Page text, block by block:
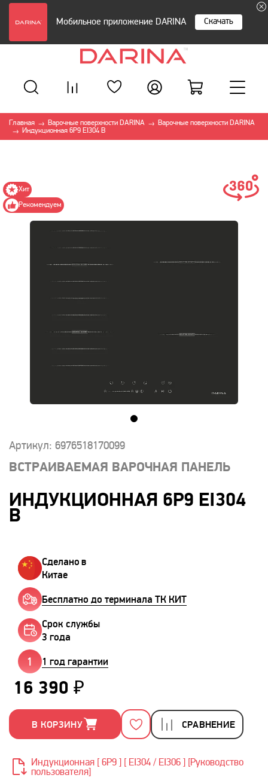
Мобильное приложение DARINA Скачать
Главная → Варочные поверхности DARINA →
Варочные поверхности DARINA
→
Индукционная 6P9 EI304 B
Хит
Рекомендуем
Артикул: 6976518170099
ВСТРАИВАЕМАЯ ВАРОЧНАЯ ПАНЕЛЬ
ИНДУКЦИОННАЯ 6P9 EI304
B
Сделано в
Китае
Бесплатно до терминала ТК КИТ
Срок службы
3 года
1 год гарантии
16 390 ₽
В КОРЗИНУ СРАВНЕНИЕ
Индукционная [ 6P9 ] [ EI304 / EI306 ] [Руководство
пользователя]